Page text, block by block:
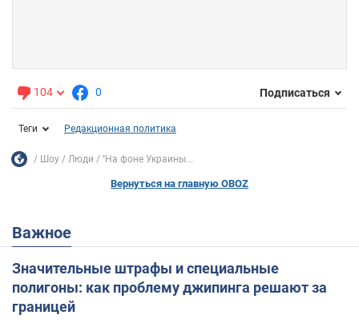
104 0 Подписаться
Теги Редакционная политика
Шоу Люди ''На фоне Украины...
Вернуться на главную OBOZ
Важное
Значительные штрафы и специальные
полигоны: как проблему джипинга решают за
границей